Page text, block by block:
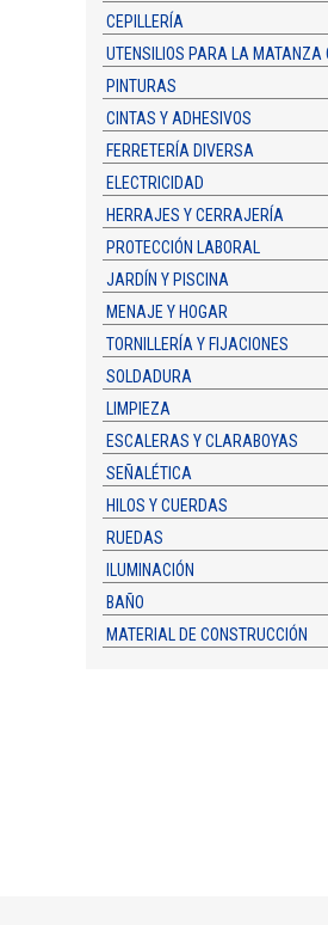
CEPILLERÍA
UTENSILIOS PARA LA MATANZA
PINTURAS
CINTAS Y ADHESIVOS
FERRETERÍA DIVERSA
ELECTRICIDAD
HERRAJES Y CERRAJERÍA
PROTECCIÓN LABORAL
JARDÍN Y PISCINA
MENAJE Y HOGAR
TORNILLERÍA Y FIJACIONES
SOLDADURA
LIMPIEZA
ESCALERAS Y CLARABOYAS
SEÑALÉTICA
HILOS Y CUERDAS
RUEDAS
ILUMINACIÓN
BAÑO
MATERIAL DE CONSTRUCCIÓN